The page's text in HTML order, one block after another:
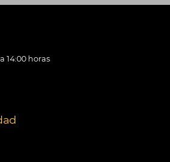
14:00 horas